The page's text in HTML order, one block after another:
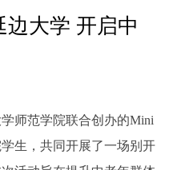
大学 开启中
师范学院联合创办的Mini
生，共同开展了一场别开